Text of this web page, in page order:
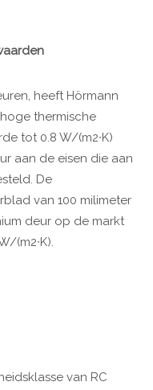
heeft Hörmann
thermische
tot 0.8 W/(m2∙K)
aan de eisen die aan
De
van 100 milimeter
deur op de markt
(m2∙K).
van RC